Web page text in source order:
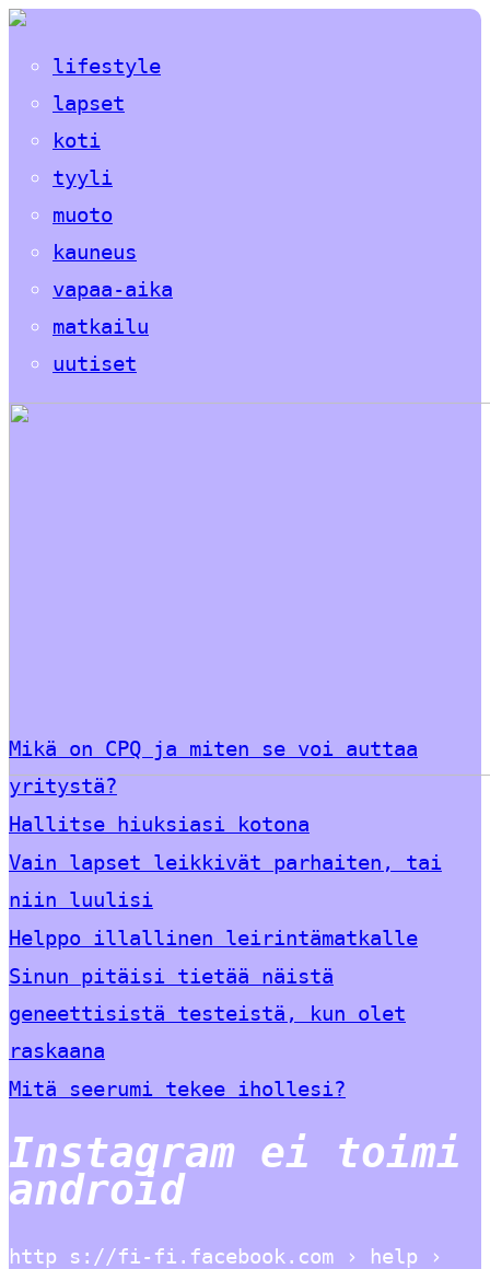
lifestyle
lapset
koti
tyyli
muoto
kauneus
vapaa-aika
matkailu
uutiset
Mikä on CPQ ja miten se voi auttaa
yritystä?
Hallitse hiuksiasi kotona
Vain lapset leikkivät parhaiten, tai
niin luulisi
Helppo illallinen leirintämatkalle
Sinun pitäisi tietää näistä
geneettisistä testeistä, kun olet
raskaana
Mitä seerumi tekee ihollesi?
Instagram ei toimi
android
http s://fi-fi.facebook.com › help ›